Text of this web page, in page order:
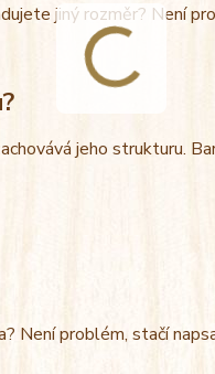
jiný rozměr? Není
jeho strukturu.
Není problém, stačí